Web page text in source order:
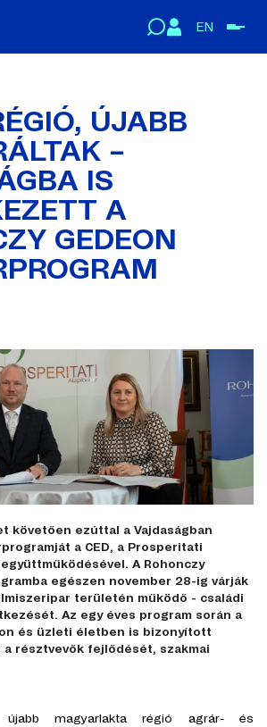
EN
ÚJABB
–
IS
A
GEDEON
követően ezúttal a Vajdaságban
a CED, a Prosperitati
A Rohonczy
egészen november 28-ig várják
területén működő - családi
Az egy éves program során a
és üzleti életben is bizonyított
résztvevők fejlődését, szakmai
magyarlakta régió agrár- és